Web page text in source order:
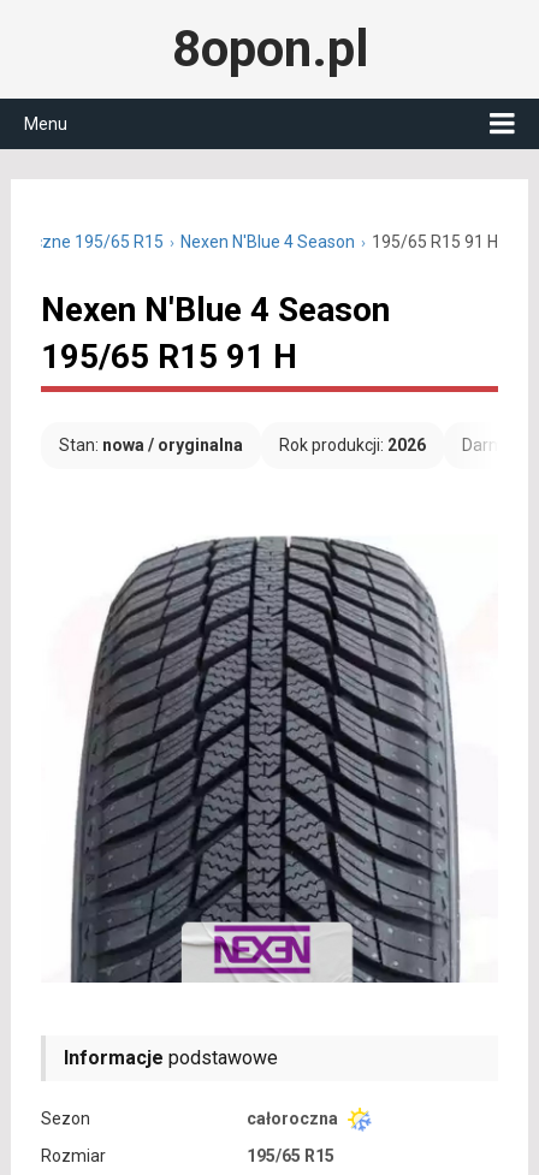
8opon.pl
Menu
195/65 R15 Nexen N'Blue 4 Season 195/65 R15 91 H
Nexen N'Blue 4 Season
195/65 R15 91 H
Stan: nowa / oryginalna Rok produkcji: 2026
Informacje podstawowe
Sezon
całoroczna
Rozmiar
195/65 R15